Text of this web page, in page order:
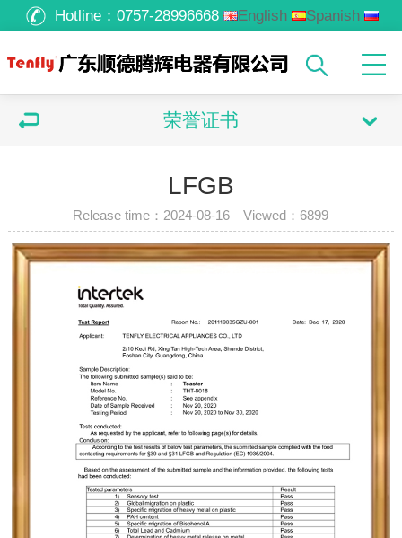
Hotline： 0757-28996668 English
Spanish
荣誉证书
LFGB
Release time：2024-08-16 Viewed： 6899